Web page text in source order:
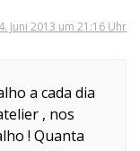
Juni 2013 um 21:16 Uhr
a cada dia
, nos
! Quanta